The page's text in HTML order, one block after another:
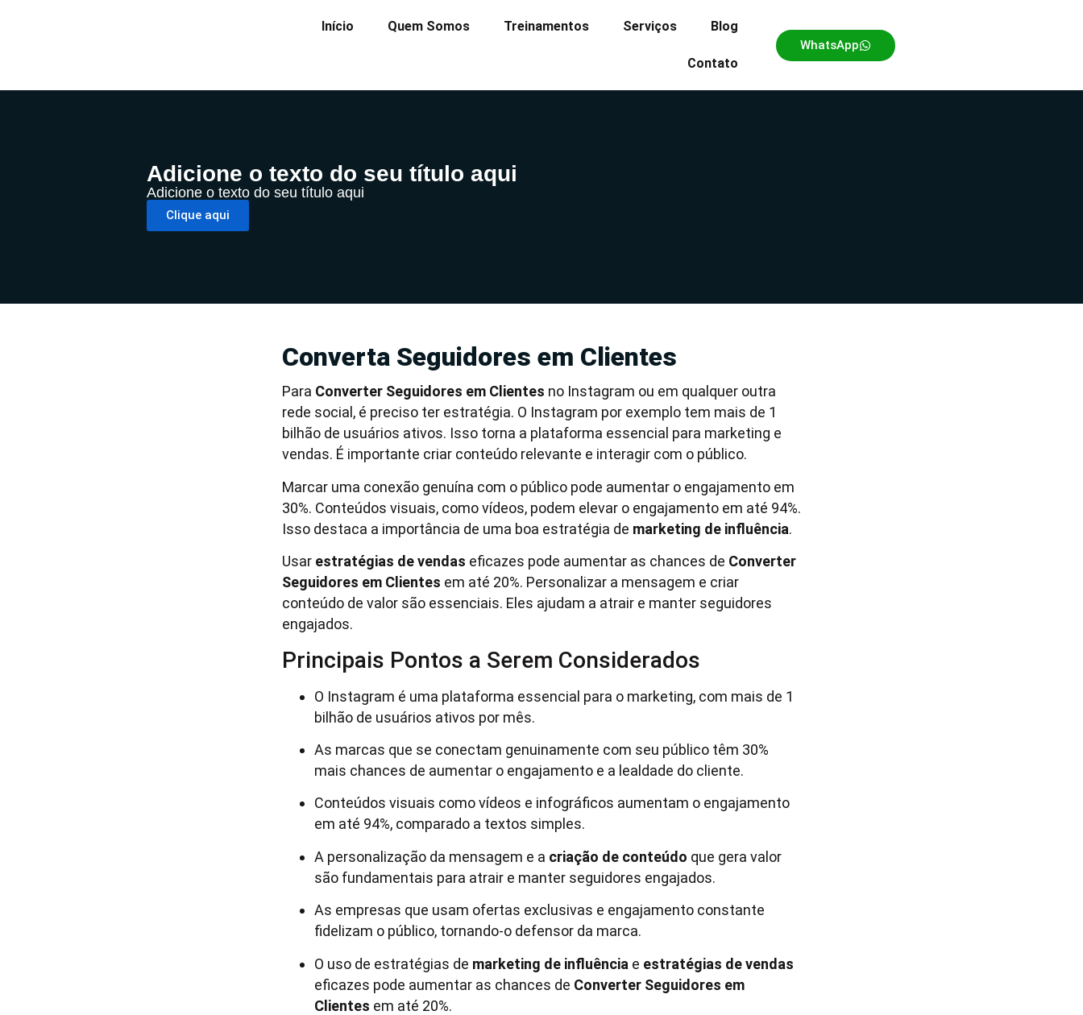
Início Quem Somos Treinamentos Serviços Blog
Contato
WhatsApp
Adicione o texto do seu título aqui
Adicione o texto do seu título aqui
Clique aqui
Converta Seguidores em Clientes
Para Converter Seguidores em Clientes no Instagram ou em qualquer outra
rede social, é preciso ter estratégia. O Instagram por exemplo tem mais de 1
bilhão de usuários ativos. Isso torna a plataforma essencial para marketing e
vendas. É importante criar conteúdo relevante e interagir com o público.
Marcar uma conexão genuína com o público pode aumentar o engajamento em
30%. Conteúdos visuais, como vídeos, podem elevar o engajamento em até 94%.
Isso destaca a importância de uma boa estratégia de marketing de influência.
Usar estratégias de vendas eficazes pode aumentar as chances de Converter
Seguidores em Clientes em até 20%. Personalizar a mensagem e criar
conteúdo de valor são essenciais. Eles ajudam a atrair e manter seguidores
engajados.
Principais Pontos a Serem Considerados
O Instagram é uma plataforma essencial para o marketing, com mais de 1
bilhão de usuários ativos por mês.
As marcas que se conectam genuinamente com seu público têm 30%
mais chances de aumentar o engajamento e a lealdade do cliente.
Conteúdos visuais como vídeos e infográficos aumentam o engajamento
em até 94%, comparado a textos simples.
A personalização da mensagem e a criação de conteúdo que gera valor
são fundamentais para atrair e manter seguidores engajados.
As empresas que usam ofertas exclusivas e engajamento constante
fidelizam o público, tornando-o defensor da marca.
O uso de estratégias de marketing de influência e estratégias de vendas
eficazes pode aumentar as chances de Converter Seguidores em
Clientes em até 20%.